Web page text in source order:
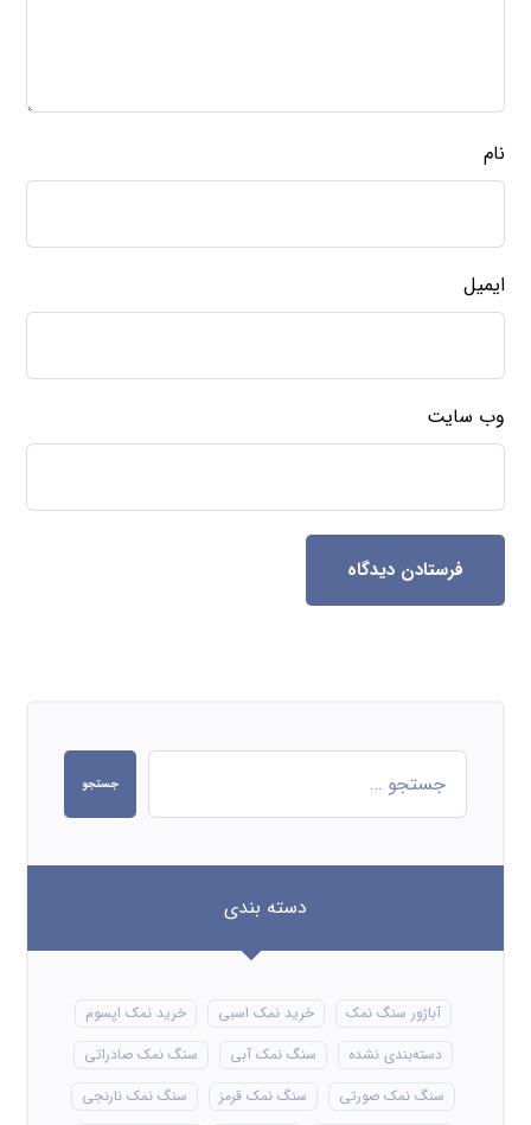
نام
ایمیل
وب‌ سایت
فرستادن دیدگاه
جستجو
دسته بندی
آباژور سنگ نمک خرید نمک اسبی
خرید نمک اپسوم
دسته‌بندی نشده
سنگ نمک آبی
سنگ نمک صادراتی
سنگ نمک صورتی
سنگ نمک قرمز
سنگ نمک نارنجی